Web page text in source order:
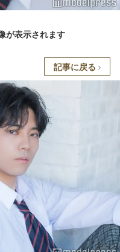
が表示されます
記事に戻る